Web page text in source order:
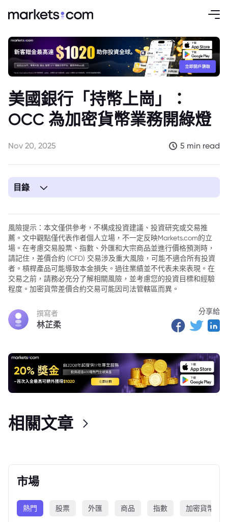
美國銀行「持幣上崗」：
OCC 為加密貨幣業務開綠燈
Nov 20, 2025 5 min read
目錄
3. 打破僵局
4. 這意味著什麼？
5. 誰受益？
6. 國家加密貨幣戰略
7. 新法律和法規
8. 資本流入和機構加速
風險提示：本文僅供參考，不構成投資建議、投資研究或交易推
薦。文中觀點僅代表作者個人立場，不一定反映Markets.com的立
場。在考慮交易股票、指數、外匯和大宗商品並進行價格預測時，
請記住，差價合約 (CFD) 交易涉及重大風險，可能不適合所有投資
者。槓桿產品可能導致本金損失。過往業績並不代表未來表現。在
交易之前，請務必充分了解相關風險，並考慮您的投資目標和經驗
程度。加密貨幣差價合約交易可能因司法管轄區而異。
撰寫者
林芷柔
分享給
市場
熱門 股票 外匯 商品 指數 加密貨幣
相關文章